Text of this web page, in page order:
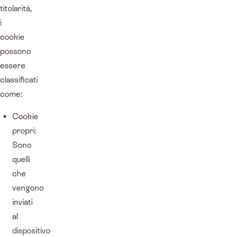
titolarità,
i
cookie
possono
essere
classificati
come:
Cookie
propri:
Sono
quelli
che
vengono
inviati
al
dispositivo